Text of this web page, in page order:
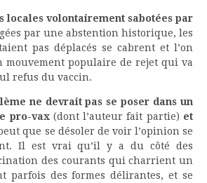
locales volontairement sabotées par
par une abstention historique, les
pas déplacés se cabrent et l’on
mouvement populaire de rejet qui va
refus du vaccin.
ne devrait pas se poser dans un
pro-vax(dont l’auteur fait partie) et
que se désoler de voir l’opinion se
Il est vrai qu’il y a du côté des
des courants qui charrient un
parfois des formes délirantes, et se